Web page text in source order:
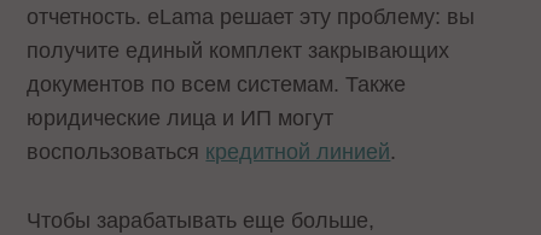
отчетность. eLama решает эту проблему: вы
получите единый комплект закрывающих
документов по всем системам. Также
юридические лица и ИП могут
воспользоваться кредитной линией.
Чтобы зарабатывать еще больше,